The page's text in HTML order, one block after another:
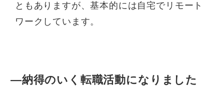
ともありますが、基本的には自宅でリモート
ワークしています。
—納得のいく転職活動になりました